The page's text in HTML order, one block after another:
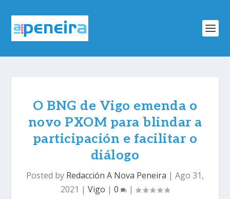
O BNG de Vigo emenda o
novo PXOM para blindar a
participación e facilitar o
diálogo
Posted by Redacción A Nova Peneira | Ago 31,
2021 | Vigo | 0 |